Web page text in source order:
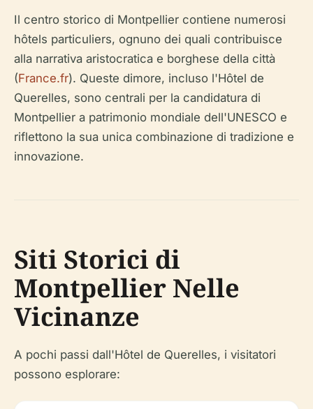
Il centro storico di Montpellier contiene numerosi
hôtels particuliers, ognuno dei quali contribuisce
alla narrativa aristocratica e borghese della città
(France.fr). Queste dimore, incluso l'Hôtel de
Querelles, sono centrali per la candidatura di
Montpellier a patrimonio mondiale dell'UNESCO e
riflettono la sua unica combinazione di tradizione e
innovazione.
Siti Storici di
Montpellier Nelle
Vicinanze
A pochi passi dall'Hôtel de Querelles, i visitatori
possono esplorare: